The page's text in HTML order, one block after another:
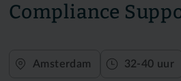
Compliance
Amsterdam 32-40 uur